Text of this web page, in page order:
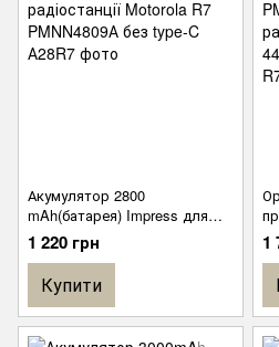
Акумулятор 2800
mAh(батарея) Impress для
радіостанції Motorola R7
PMNN4809А без type-C
1 220 грн
Купити
1